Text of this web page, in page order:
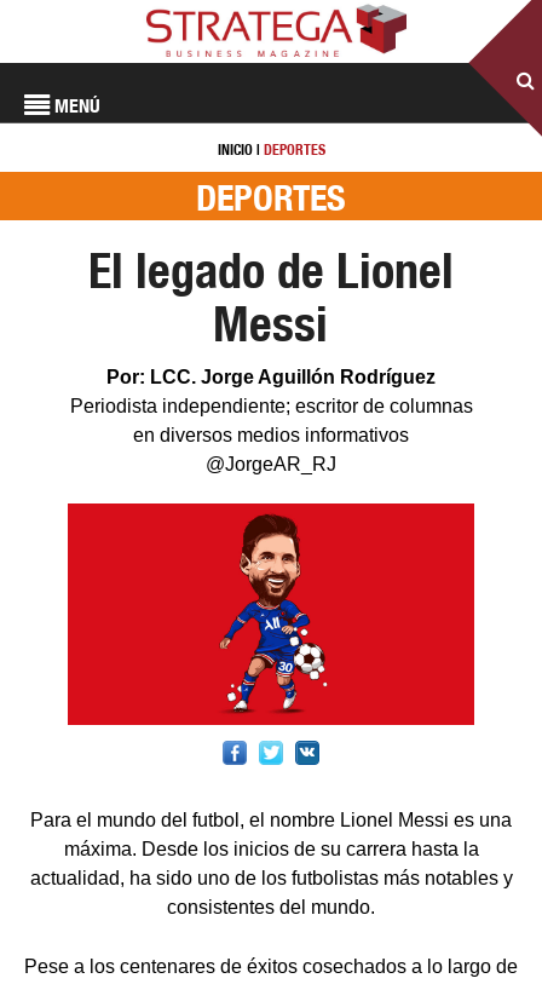
MENÚ
INICIO| DEPORTES
DEPORTES
El legado de Lionel
Messi
Por: LCC. Jorge Aguillón Rodríguez
Periodista independiente; escritor de columnas
en diversos medios informativos
@JorgeAR_RJ
Para el mundo del futbol, el nombre Lionel Messi es una
máxima. Desde los inicios de su carrera hasta la
actualidad, ha sido uno de los futbolistas más notables y
consistentes del mundo.
Pese a los centenares de éxitos cosechados a lo largo de